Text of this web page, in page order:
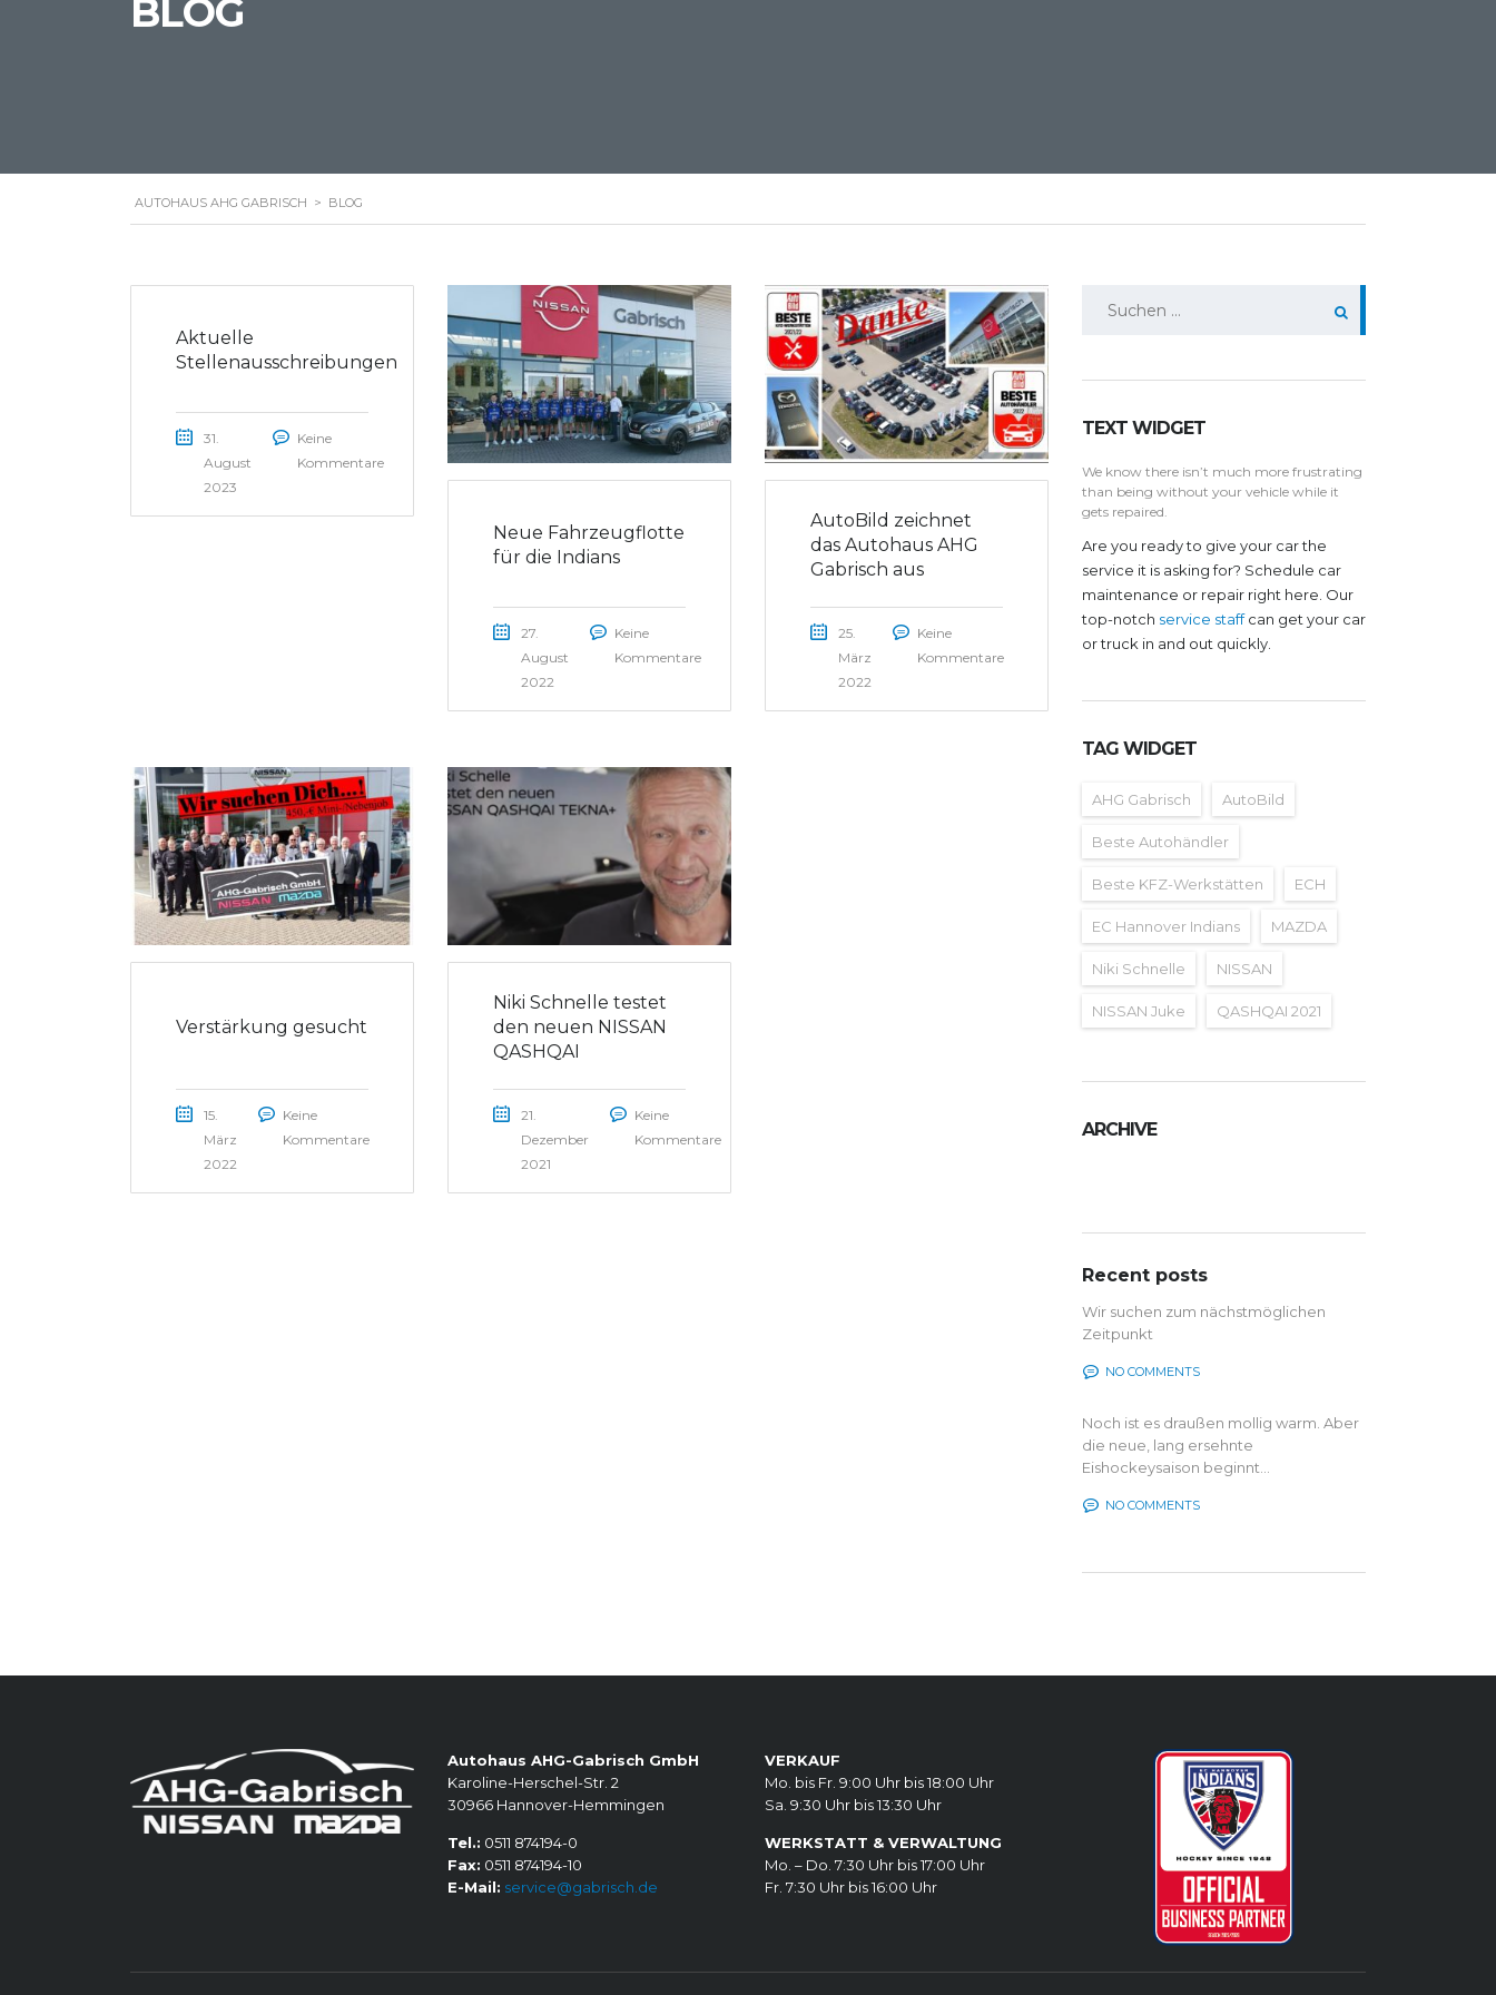
BLOG
AUTOHAUS AHG GABRISCH > BLOG
Aktuelle
Stellenausschreibungen
31.
August
2023
Keine
Kommentare
Neue Fahrzeugflotte
für die Indians
27.
August
2022
Keine
Kommentare
AutoBild zeichnet
das Autohaus AHG
Gabrisch aus
25.
März
2022
Keine
Kommentare
Verstärkung gesucht
15.
März
2022
Keine
Kommentare
Niki Schnelle testet
den neuen NISSAN
QASHQAI
21.
Dezember
2021
Keine
Kommentare
nach:
TEXT WIDGET
We know there isn’t much more frustrating
than being without your vehicle while it
gets repaired.
Are you ready to give your car the
service it is asking for? Schedule car
maintenance or repair right here. Our
top-notch service staffcan get your car
or truck in and out quickly.
TAG WIDGET
AHG Gabrisch AutoBild
Beste Autohändler
Beste KFZ-Werkstätten ECH
EC Hannover Indians MAZDA
Niki Schnelle NISSAN
NISSAN Juke QASHQAI 2021
ARCHIVE
Recent posts
Wir suchen zum nächstmöglichen
Zeitpunkt
NO COMMENTS
Noch ist es draußen mollig warm. Aber
die neue, lang ersehnte
Eishockeysaison beginnt...
NO COMMENTS
Autohaus AHG-Gabrisch GmbH
Karoline-Herschel-Str. 2
30966 Hannover-Hemmingen
Tel.: 0511 874194-0
Fax: 0511 874194-10
E-Mail: service@gabrisch.de
VERKAUF
Mo. bis Fr. 9:00 Uhr bis 18:00 Uhr
Sa. 9:30 Uhr bis 13:30 Uhr
WERKSTATT & VERWALTUNG
Mo. – Do. 7:30 Uhr bis 17:00 Uhr
Fr. 7:30 Uhr bis 16:00 Uhr